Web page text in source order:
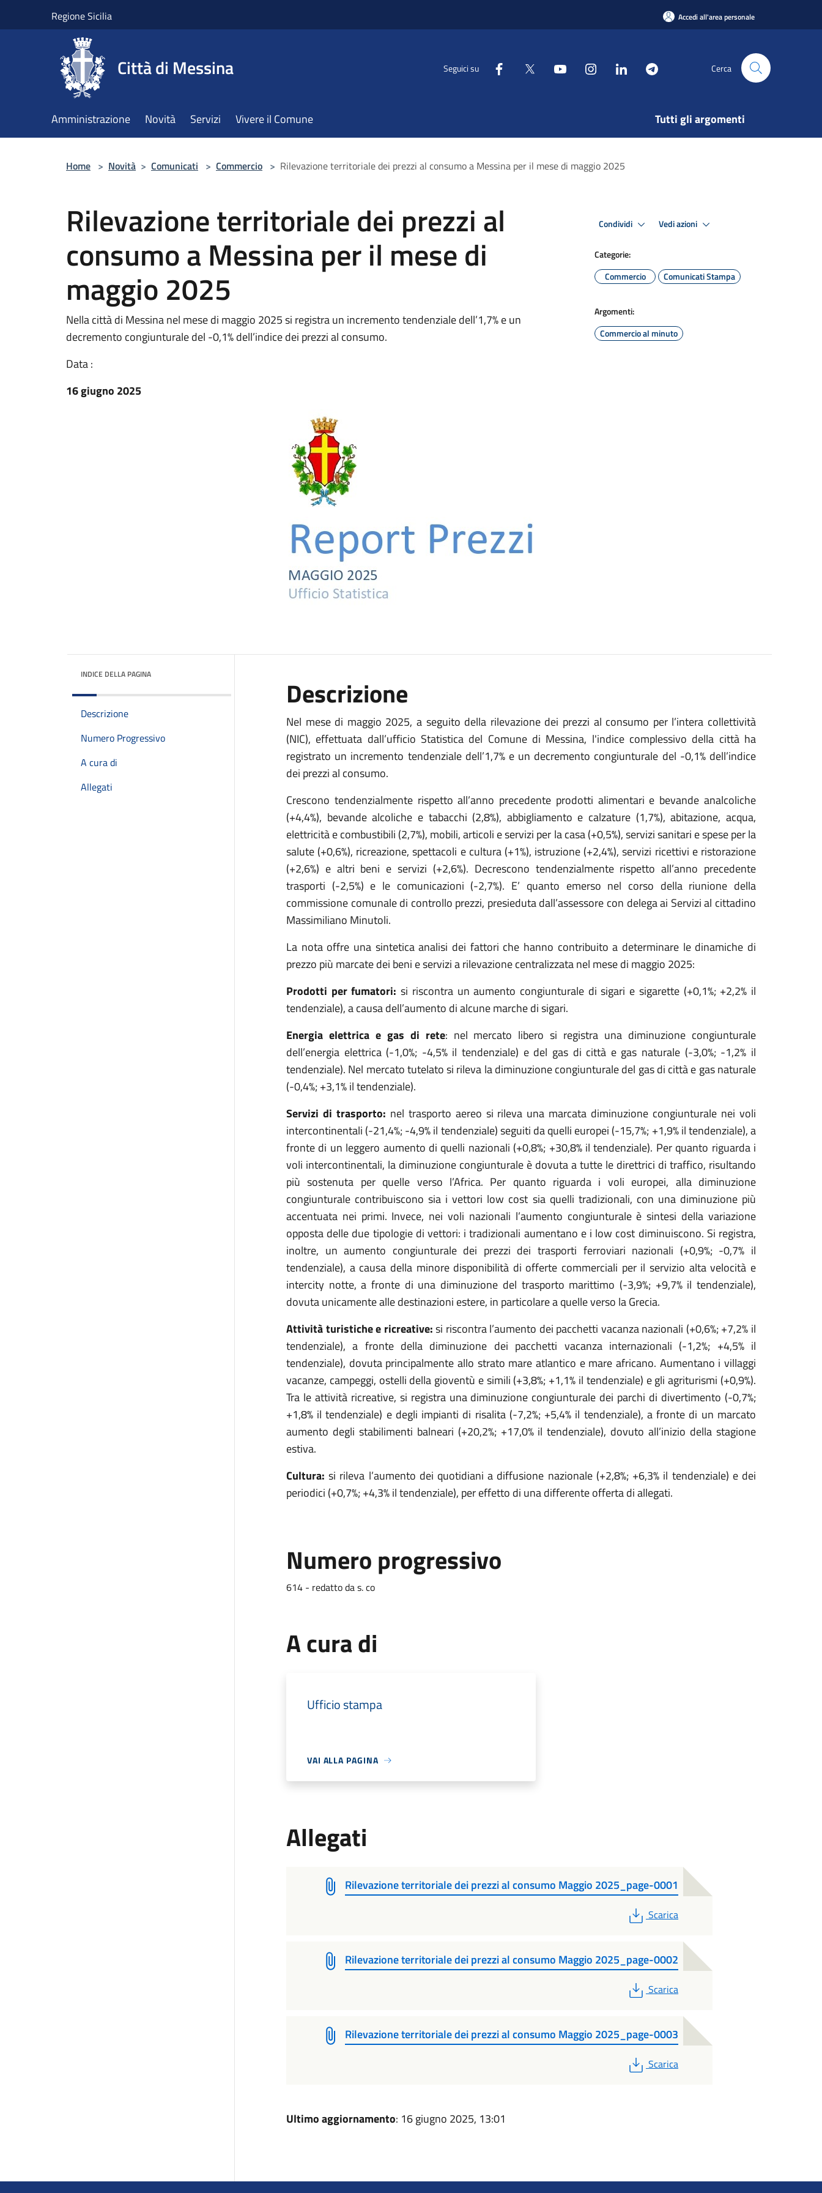
Regione Sicilia Accedi all'area personale
Città di Messina Seguici su Cerca
Amministrazione Novità Servizi Vivere il Comune Tutti gli argomenti
Home > Novità > Comunicati > Commercio > Rilevazione territoriale dei prezzi al consumo a Messina per il mese di maggio 2025
Rilevazione territoriale dei prezzi al
consumo a Messina per il mese di
maggio 2025
Nella città di Messina nel mese di maggio 2025 si registra un incremento tendenziale dell’1,7% e un
decremento congiunturale del -0,1% dell’indice dei prezzi al consumo.
Data :
16 giugno 2025
Condividi Vedi azioni
Categorie:
Commercio
Comunicati Stampa
Argomenti:
Commercio al minuto
INDICE DELLA PAGINA
Descrizione
Numero Progressivo
A cura di
Allegati
Descrizione
Nel mese di maggio 2025, a seguito della rilevazione dei prezzi al consumo per l’intera collettività
(NIC), effettuata dall’ufficio Statistica del Comune di Messina, l'indice complessivo della città ha
registrato un incremento tendenziale dell’1,7% e un decremento congiunturale del -0,1% dell’indice
dei prezzi al consumo.
Crescono tendenzialmente rispetto all’anno precedente prodotti alimentari e bevande analcoliche
(+4,4%), bevande alcoliche e tabacchi (2,8%), abbigliamento e calzature (1,7%), abitazione, acqua,
elettricità e combustibili (2,7%), mobili, articoli e servizi per la casa (+0,5%), servizi sanitari e spese per la
salute (+0,6%), ricreazione, spettacoli e cultura (+1%), istruzione (+2,4%), servizi ricettivi e ristorazione
(+2,6%) e altri beni e servizi (+2,6%). Decrescono tendenzialmente rispetto all’anno precedente
trasporti (-2,5%) e le comunicazioni (-2,7%). E’ quanto emerso nel corso della riunione della
commissione comunale di controllo prezzi, presieduta dall’assessore con delega ai Servizi al cittadino
Massimiliano Minutoli.
La nota offre una sintetica analisi dei fattori che hanno contribuito a determinare le dinamiche di
prezzo più marcate dei beni e servizi a rilevazione centralizzata nel mese di maggio 2025:
Prodotti per fumatori: si riscontra un aumento congiunturale di sigari e sigarette (+0,1%; +2,2% il
tendenziale), a causa dell’aumento di alcune marche di sigari.
Energia elettrica e gas di rete: nel mercato libero si registra una diminuzione congiunturale
dell’energia elettrica (-1,0%; -4,5% il tendenziale) e del gas di città e gas naturale (-3,0%; -1,2% il
tendenziale). Nel mercato tutelato si rileva la diminuzione congiunturale del gas di città e gas naturale
(-0,4%; +3,1% il tendenziale).
Servizi di trasporto: nel trasporto aereo si rileva una marcata diminuzione congiunturale nei voli
intercontinentali (-21,4%; -4,9% il tendenziale) seguiti da quelli europei (-15,7%; +1,9% il tendenziale), a
fronte di un leggero aumento di quelli nazionali (+0,8%; +30,8% il tendenziale). Per quanto riguarda i
voli intercontinentali, la diminuzione congiunturale è dovuta a tutte le direttrici di traffico, risultando
più sostenuta per quelle verso l’Africa. Per quanto riguarda i voli europei, alla diminuzione
congiunturale contribuiscono sia i vettori low cost sia quelli tradizionali, con una diminuzione più
accentuata nei primi. Invece, nei voli nazionali l’aumento congiunturale è sintesi della variazione
opposta delle due tipologie di vettori: i tradizionali aumentano e i low cost diminuiscono. Si registra,
inoltre, un aumento congiunturale dei prezzi dei trasporti ferroviari nazionali (+0,9%; -0,7% il
tendenziale), a causa della minore disponibilità di offerte commerciali per il servizio alta velocità e
intercity notte, a fronte di una diminuzione del trasporto marittimo (-3,9%; +9,7% il tendenziale),
dovuta unicamente alle destinazioni estere, in particolare a quelle verso la Grecia.
Attività turistiche e ricreative:si riscontra l’aumento dei pacchetti vacanza nazionali (+0,6%; +7,2% il
tendenziale), a fronte della diminuzione dei pacchetti vacanza internazionali (-1,2%; +4,5% il
tendenziale), dovuta principalmente allo strato mare atlantico e mare africano. Aumentano i villaggi
vacanze, campeggi, ostelli della gioventù e simili (+3,8%; +1,1% il tendenziale) e gli agriturismi (+0,9%).
Tra le attività ricreative, si registra una diminuzione congiunturale dei parchi di divertimento (-0,7%;
+1,8% il tendenziale) e degli impianti di risalita (-7,2%; +5,4% il tendenziale), a fronte di un marcato
aumento degli stabilimenti balneari (+20,2%; +17,0% il tendenziale), dovuto all’inizio della stagione
estiva.
Cultura: si rileva l’aumento dei quotidiani a diffusione nazionale (+2,8%; +6,3% il tendenziale) e dei
periodici (+0,7%; +4,3% il tendenziale), per effetto di una differente offerta di allegati.
Numero progressivo
614 - redatto da s. co
A cura di
Ufficio stampa
VAI ALLA PAGINA
Allegati
Rilevazione territoriale dei prezzi al consumo Maggio 2025_page-0001
PDF
Scarica
Rilevazione territoriale dei prezzi al consumo Maggio 2025_page-0002
PDF
Scarica
Rilevazione territoriale dei prezzi al consumo Maggio 2025_page-0003
PDF
Scarica
Ultimo aggiornamento: 16 giugno 2025, 13:01